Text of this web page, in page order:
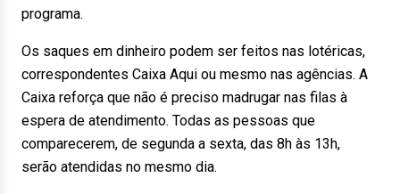
programa.
Os saques em dinheiro podem ser feitos nas lotéricas,
correspondentes Caixa Aqui ou mesmo nas agências. A
Caixa reforça que não é preciso madrugar nas filas à
espera de atendimento. Todas as pessoas que
comparecerem, de segunda a sexta, das 8h às 13h,
serão atendidas no mesmo dia.